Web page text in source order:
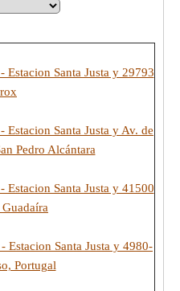
Estacion Santa Justa y 29793
Santa Justa y Av. de
Pedro Alcántara
Estacion Santa Justa y 41500
Estacion Santa Justa y 4980-
Portugal